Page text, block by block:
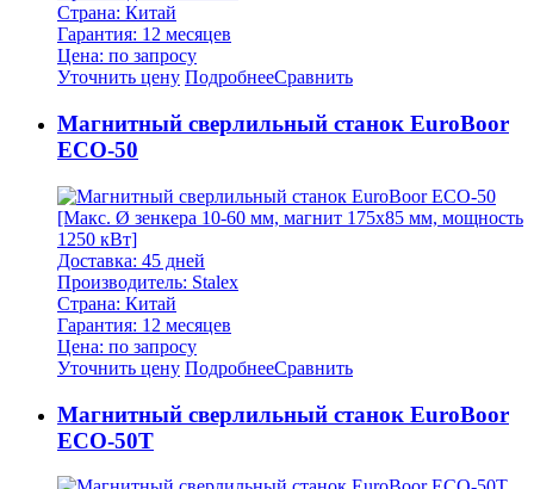
Страна: Китай
Гарантия: 12 месяцев
Цена: по запросу
Уточнить цену ПодробнееСравнить
Магнитный сверлильный станок EuroBoor
ECO-50
[Макс. Ø зенкера 10-60 мм, магнит 175х85 мм, мощность
1250 кВт]
Доставка: 45 дней
Производитель: Stalex
Страна: Китай
Гарантия: 12 месяцев
Цена: по запросу
Уточнить цену ПодробнееСравнить
Магнитный сверлильный станок EuroBoor
ECO-50T